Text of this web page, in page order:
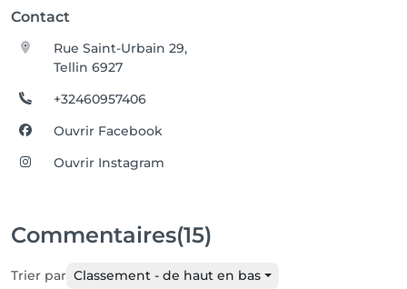
Contact
Rue Saint-Urbain 29,
Tellin 6927
+32460957406
Ouvrir Facebook
Ouvrir Instagram
Commentaires(15)
Trier par Classement - de haut en bas